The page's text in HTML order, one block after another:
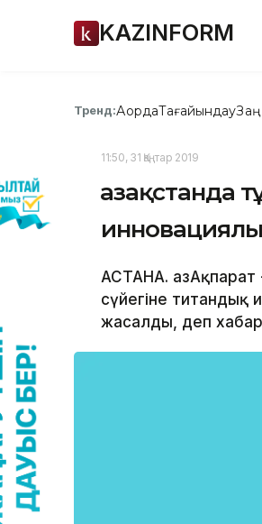
KAZINFORM
Тренд:АқордаТағайындауЗаң
11:50, 31 Қаңтар 2019
Қазақстанда
АСТАНА.
сүйегіне титандық
жасалды, деп